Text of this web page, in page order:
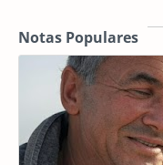
Notas Populares